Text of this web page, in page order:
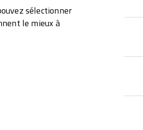
sélectionner
le mieux à